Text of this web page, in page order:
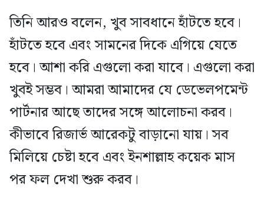
তিনি আরও বলেন, খুব সাবধানে হাঁটতে হবে।
হাঁটতে হবে এবং সামনের দিকে এগিয়ে যেতে
হবে। আশা করি এগুলো করা যাবে। এগুলো করা
খুবই সম্ভব। আমরা আমাদের যে ডেভেলপমেন্ট
পার্টনার আছে তাদের সঙ্গে আলোচনা করব।
কীভাবে রিজার্ভ আরেকটু বাড়ানো যায়। সব
মিলিয়ে চেষ্টা হবে এবং ইনশাল্লাহ কয়েক মাস
পর ফল দেখা শুরু করব।